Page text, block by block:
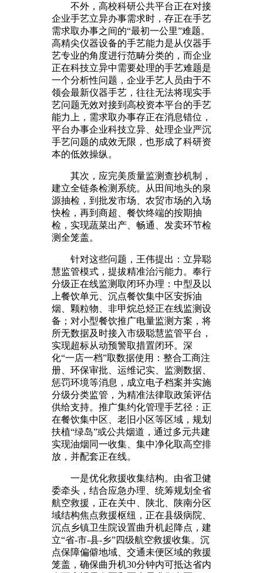
不外，高校科研公共平台正在对接
企业手艺立异办事需求时，存正在手艺
需求取办事之间的“最初一公里”难题。
高精尖仪器设备的手艺能力是从仪器手
艺专业的角度进行范畴分类的，而企业
正在科技立异中需要处理的手艺难题是
一个分析性问题，企业手艺人员由于不
领会最新仪器手艺，往往无法将现实手
艺问题无效对接到高校资本平台的手艺
能力上，需求取办事存正在消息错位，
平台办事企业科技立异、处理企业严沉
手艺问题的成效无限，也形成了科研资
本的低效操纵。
其次，应完美质量监测查抄机制，
建立全链条检测系统。从田间地头的泉
源抽检，到批发市场、农贸市场的入场
快检，再到商超、餐饮终端的按期抽
检，实现蔬菜出产、畅通、发卖环节检
测全笼盖。
针对这些问题，王伟提出：立异聪
慧监管模式，提拔精准治污能力。奉行
分级正在线监测取闭环办理：中型及以
上餐饮单元、沉点餐饮集中区安拆油
烟、颗粒物、非甲烷总烃正在线监测设
备；对小型餐饮推广电量监测方案，将
所无数据及时接入市级聪慧监管平台，
实现超标从动预警取措置闭环。深
化“一店一档”取数据使用：整合工商注
册、环保审批、运维记实、监测数据、
惩罚环境等消息，成立电子档案并实施
分级分类监管，为精准法律取政策评估
供给支持。推广集约化管理手艺径：正
在餐饮集中区、老旧小区等区域，规划
扶植“绿岛”或公共烟道，通过多元共建
实现油烟同一收集、集中净化取高空排
放，并配套正在线。
一是优化救援收集结构。由省卫健
委牵头，结合应急办理、统筹规划全省
航空救援，正在关中、陕北、陕南分区
域结构焦点救援枢纽，正在县级病院、
沉点乡镇卫生院设置曲升机起降点，建
立“省-市-县-乡”四级航空救援收集。沉
点保障偏僻地域、交通未便区域的救援
笼盖，确保曲升机30分钟内可抵达省内